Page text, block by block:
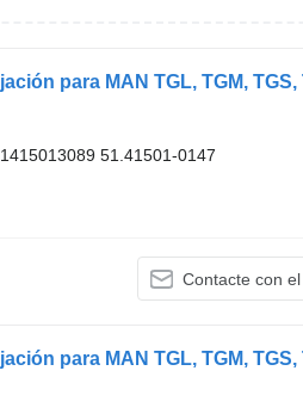
51.41501-0147
Contacte con